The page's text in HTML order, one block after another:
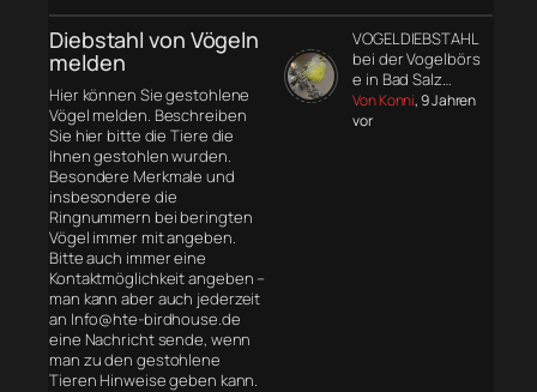
Diebstahl von Vögeln
melden
Hier können Sie gestohlene
Vögel melden. Beschreiben
Sie hier bitte die Tiere die
Ihnen gestohlen wurden.
Besondere Merkmale und
insbesondere die
Ringnummern bei beringten
Vögel immer mit angeben.
Bitte auch immer eine
Kontaktmöglichkeit angeben –
man kann aber auch jederzeit
an Info@hte-birdhouse.de
eine Nachricht sende, wenn
man zu den gestohlene
Tieren Hinweise geben kann.
VOGELDIEBSTAHL
bei der Vogelbörs
e in Bad Salz…
Von Konni, 9 Jahren
vor